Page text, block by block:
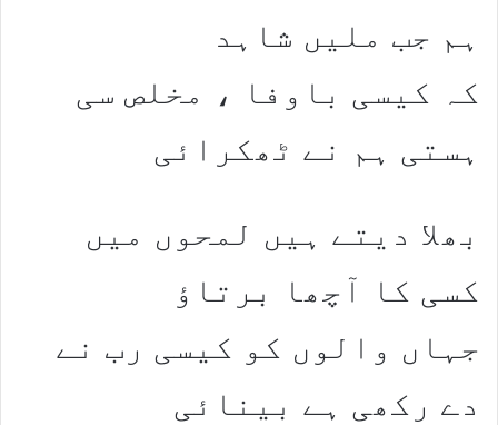
ہم جب ملیں شاہد
کہ کیسی باوفا ، مخلص سی
ہستی ہم نے ٹھکرائی
بھلا دیتے ہیں لمحوں میں
کسی کا آچھا برتاؤ
جہاں والوں کو کیسی رب نے
دے رکھی ہے بینائی